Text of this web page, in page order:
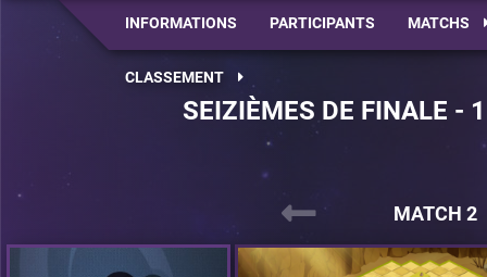
INFORMATIONS PARTICIPANTS MATCHS
CLASSEMENT
SEIZIÈMES DE FINALE
MATCH 2